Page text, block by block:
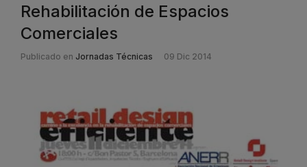
Rehabilitación de Espacios
Comerciales
Publicado en Jornadas Técnicas 09 Dic 2014